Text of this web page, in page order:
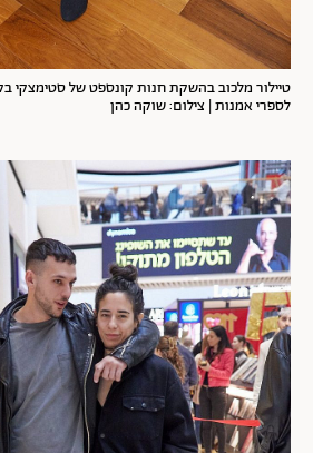
טיילור מלכוב בהשקת חנות קונספט של סטימצקי
לספרי אמנות | צילום: שוקה כהן